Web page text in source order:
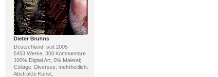
Dieter Bruhns
Deutschland, seit 2005
5453 Werke, 308 Kommentare
100% Digital Art, 0% Malerei;
Collage, Diverses; mehrheitlich:
Abstrakte Kunst,